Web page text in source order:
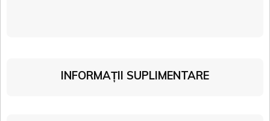
INFORMAȚII SUPLIMENTARE